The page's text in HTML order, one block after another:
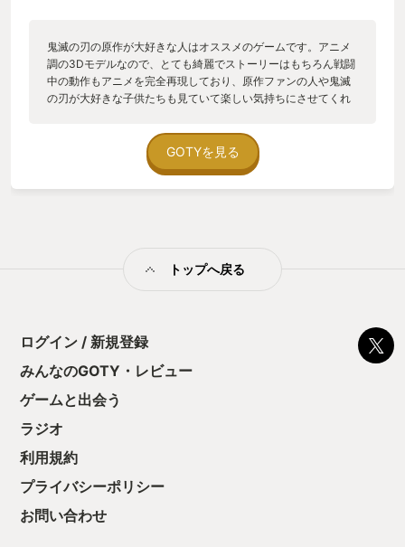
鬼滅の刃の原作が大好きな人はオススメのゲームです。アニメ
調の3Dモデルなので、とても綺麗でストーリーはもちろん戦闘
中の動作もアニメを完全再現しており、原作ファンの人や鬼滅
の刃が大好きな子供たちも見ていて楽しい気持ちにさせてくれ
アニメ、映画を見た後でも、作中のストーリーは何度見ても泣
けるほどの再現力とクオリティになっています。ゲーム内のス
トーリーは満足のいく出来でした。グラフィックもとても綺麗
すくていいけど、格闘ゲーム好きや格闘ゲームをやり込んでる
るようなゲームであると思うのででオススメですね。
GOTYを見る
トップへ戻る
ログイン / 新規登録
みんなのGOTY・レビュー
ゲームと出会う
ラジオ
利用規約
プライバシーポリシー
お問い合わせ